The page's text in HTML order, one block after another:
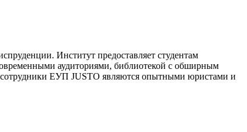
Институт предоставляет студентам
аудиториями, библиотекой с обширным
ЕУП JUSTO являются опытными юристами и